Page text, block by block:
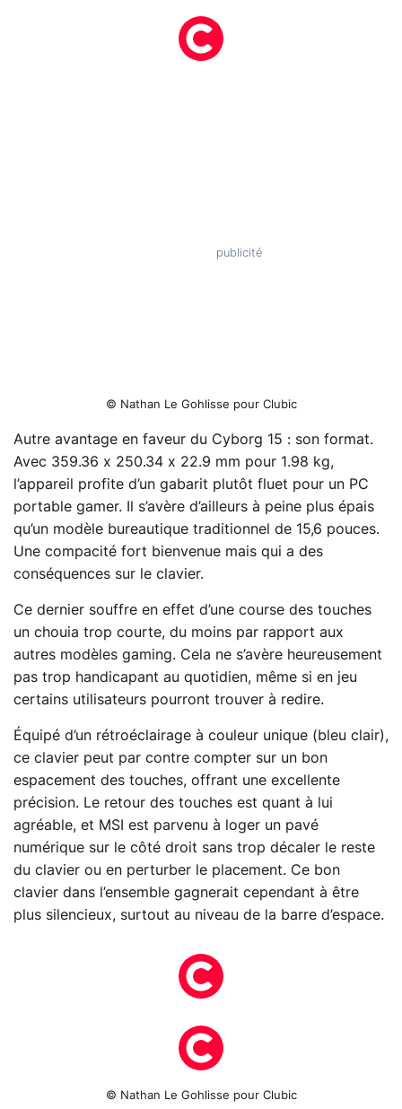
© Nathan Le Gohlisse pour Clubic
Autre avantage en faveur du Cyborg 15 : son format.
Avec 359.36 x 250.34 x 22.9 mm pour 1.98 kg,
l’appareil profite d’un gabarit plutôt fluet pour un PC
portable gamer. Il s’avère d’ailleurs à peine plus épais
qu’un modèle bureautique traditionnel de 15,6 pouces.
Une compacité fort bienvenue mais qui a des
conséquences sur le clavier.
Ce dernier souffre en effet d’une course des touches
un chouia trop courte, du moins par rapport aux
autres modèles gaming. Cela ne s’avère heureusement
pas trop handicapant au quotidien, même si en jeu
certains utilisateurs pourront trouver à redire.
Équipé d’un rétroéclairage à couleur unique (bleu clair),
ce clavier peut par contre compter sur un bon
espacement des touches, offrant une excellente
précision. Le retour des touches est quant à lui
agréable, et MSI est parvenu à loger un pavé
numérique sur le côté droit sans trop décaler le reste
du clavier ou en perturber le placement. Ce bon
clavier dans l’ensemble gagnerait cependant à être
plus silencieux, surtout au niveau de la barre d’espace.
© Nathan Le Gohlisse pour Clubic